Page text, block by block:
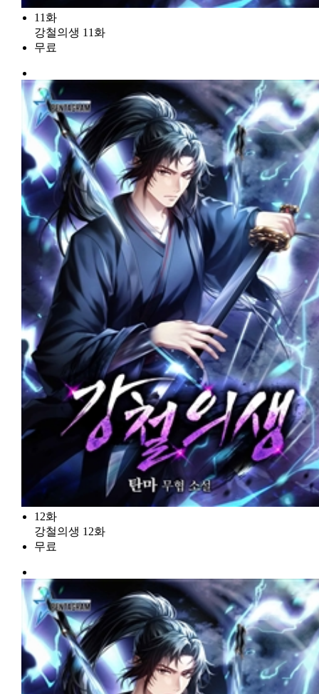
11화
강철의생 11화
무료
12화
강철의생 12화
무료